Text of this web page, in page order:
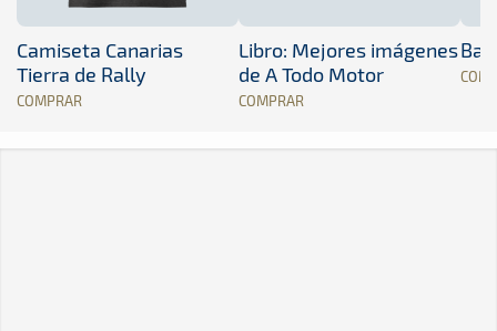
Camiseta Canarias
Tierra de Rally
COMPRAR
Libro: Mejores imágenes
de A Todo Motor
COMPRAR